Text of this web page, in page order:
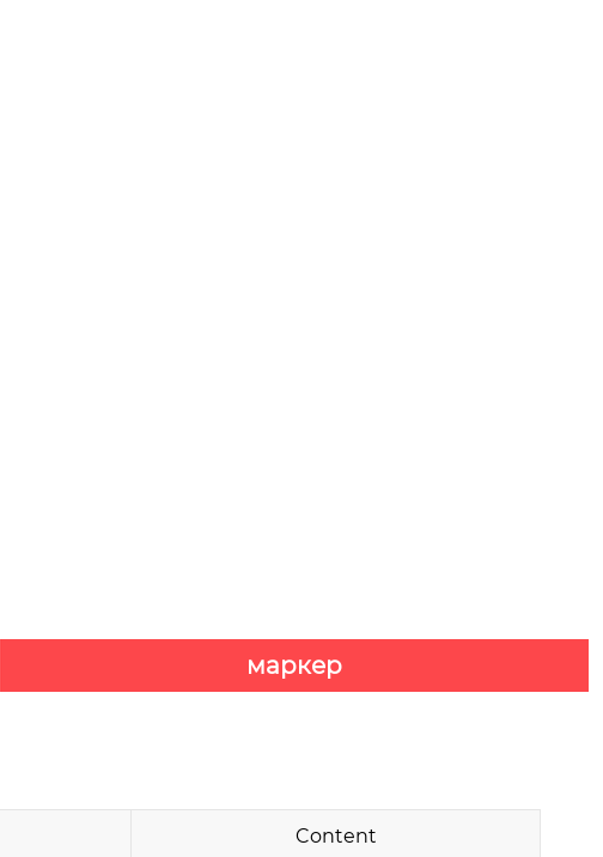
маркер
Content